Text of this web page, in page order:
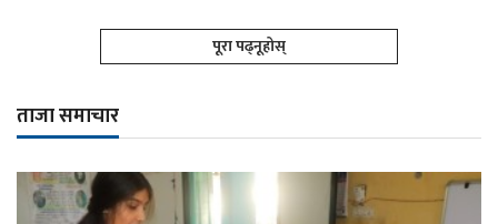
पूरा पढ्नूहोस्
ताजा समाचार